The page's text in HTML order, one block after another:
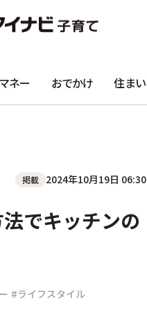
マネー おでかけ 住まい
掲載 2024年10月19日 06:30
でキッチンの
#ライフスタイル